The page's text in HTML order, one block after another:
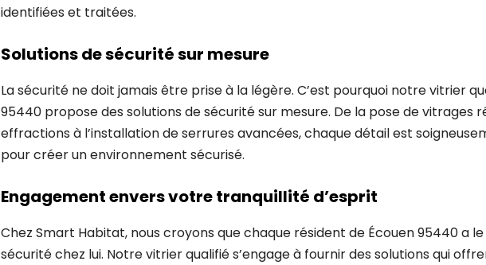
identifiées et traitées.
Solutions de sécurité sur mesure
La sécurité ne doit jamais être prise à la légère. C’est pourquoi notre vitrier
95440 propose des solutions de sécurité sur mesure. De la pose de vitrages
effractions à l’installation de serrures avancées, chaque détail est
pour créer un environnement sécurisé.
Engagement envers votre tranquillité d’esprit
Chez Smart Habitat, nous croyons que chaque résident de Écouen 95440 a
sécurité chez lui. Notre vitrier qualifié s’engage à fournir des solutions qui